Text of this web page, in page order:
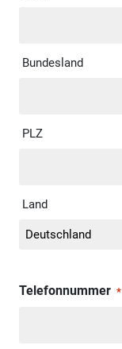
Bundesland
PLZ
Land
Telefonnummer *